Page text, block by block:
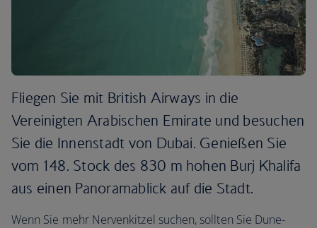
Fliegen Sie mit British Airways in die
Vereinigten Arabischen Emirate und besuchen
Sie die Innenstadt von Dubai. Genießen Sie
vom 148. Stock des 830 m hohen Burj Khalifa
aus einen Panoramablick auf die Stadt.
Wenn Sie mehr Nervenkitzel suchen, sollten Sie Dune-